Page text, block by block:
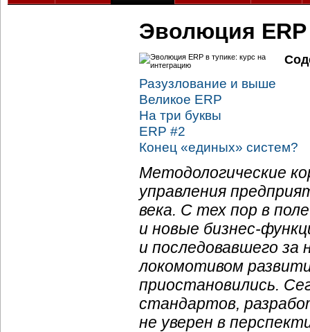
Эволюция ERP
Разузлование и выше
Великое ERP
На три буквы
ERP #2
Конец «единых» систем?
Методологические
управления
века. С тех пор в
и новые бизнес-
и последовавшего
локомотивом
приостановились.
стандартов,
не уверен в